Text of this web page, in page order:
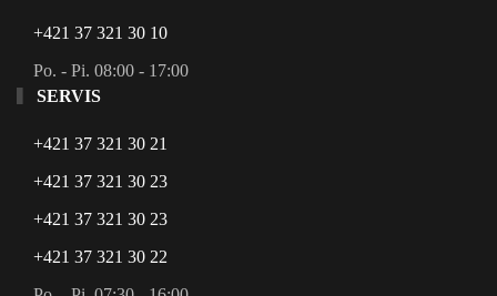
+421 37 321 30 10
Po. - Pi. 08:00 - 17:00
SERVIS
+421 37 321 30 21
+421 37 321 30 23
+421 37 321 30 23
+421 37 321 30 22